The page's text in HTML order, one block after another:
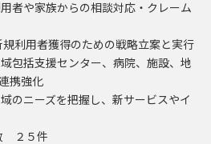
の相談対応・クレーム
者獲得のための戦略立案と実行
ター、病院、施設、地
携強化
握し、新サービスやイ
５件